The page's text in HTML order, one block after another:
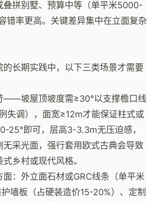
叠拼别墅、预算中等（单平米5000-
错率更高。关键差异集中在立面复杂
长期实践中，以下三类场景才需要
——坡屋顶坡度需≥30°以支撑檐口线
失调），面宽≥12m才能保证柱式或
25°即可，层高3-3.3m无压迫感，
采光面，强行套用欧式古典会导致
乡村或现代风格。
：外立面石材或GRC线条（单平米
墙板（占硬装造价15-20%）、定制